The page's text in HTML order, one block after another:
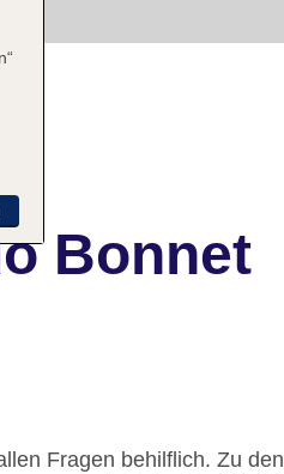
Bonnet
Fragen behilflich. Zu den